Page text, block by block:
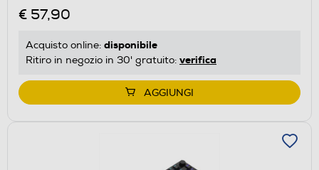
€ 57,90
Acquisto online: disponibile
Ritiro in negozio in 30' gratuito: verifica
AGGIUNGI